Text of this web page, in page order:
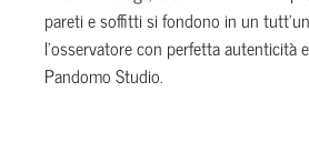
pareti e soffitti si fondono in un
l’osservatore con perfetta autenticità
Pandomo Studio.